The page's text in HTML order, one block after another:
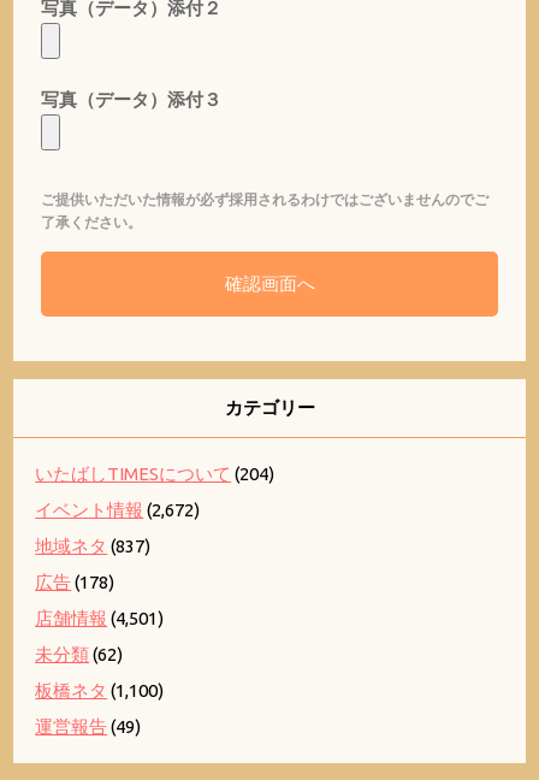
写真（データ）添付２
写真（データ）添付３
ご提供いただいた情報が必ず採用されるわけではございませんのでご
了承ください。
カテゴリー
いたばしTIMESについて (204)
イベント情報 (2,672)
地域ネタ (837)
広告(178)
店舗情報 (4,501)
未分類(62)
板橋ネタ (1,100)
運営報告(49)